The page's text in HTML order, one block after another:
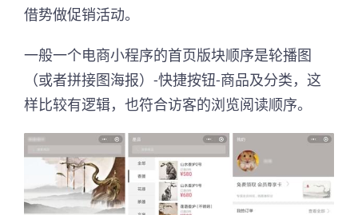
借势做促销活动。
一般一个电商小程序的首页版块顺序是轮播图
（或者拼接图海报）-快捷按钮-商品及分类，这
样比较有逻辑，也符合访客的浏览阅读顺序。